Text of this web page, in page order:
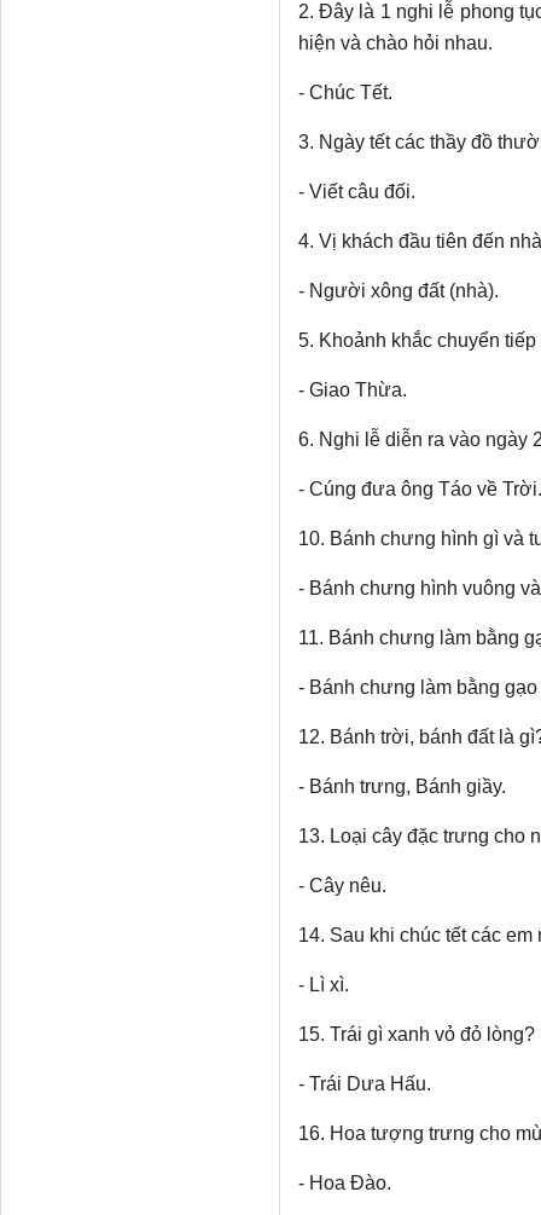
2. Đây là 1 nghi lễ phong
hiện và chào hỏi nhau.
- Chúc Tết.
3. Ngày tết các thầy đồ
- Viết câu đối.
4. Vị khách đầu tiên đến
- Người xông đất (nhà).
5. Khoảnh khắc chuyển
- Giao Thừa.
6. Nghi lễ diễn ra vào ngày
- Cúng đưa ông Táo về Trời.
10. Bánh chưng hình gì và
- Bánh chưng hình vuông
11. Bánh chưng làm bằng
- Bánh chưng làm bằng gạo
12. Bánh trời, bánh đất là
- Bánh trưng, Bánh giầy.
13. Loại cây đặc trưng cho
- Cây nêu.
14. Sau khi chúc tết các
- Lì xì.
15. Trái gì xanh vỏ đỏ lòng?
- Trái Dưa Hấu.
16. Hoa tượng trưng cho
- Hoa Đào.